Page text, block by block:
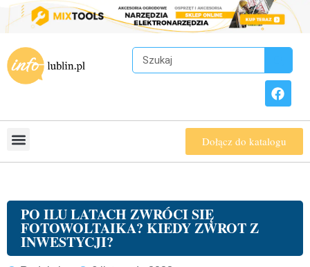
Dołącz do katalogu
PO ILU LATACH ZWRÓCI SIĘ
FOTOWOLTAIKA? KIEDY ZWROT Z
INWESTYCJI?